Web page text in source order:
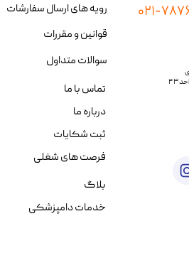
رویه های ارسال سفارشات
قوانین و مقررات
سوالات متداول
تماس با ما
درباره ما
ثبت شکایات
فرصت های شغلی
بلاگ
خدمات دامپزشکی